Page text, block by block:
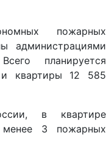
пожарных
администрациями
планируется
и квартиры 12 585
в квартире
менее 3 пожарных